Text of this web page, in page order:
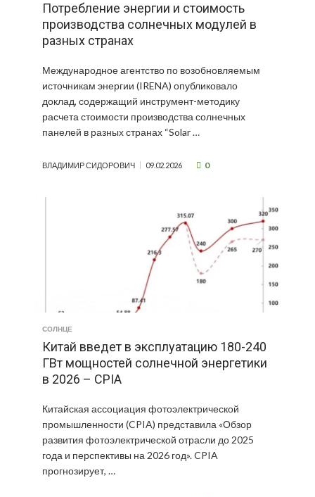
Потребление энергии и стоимость
производства солнечных модулей в
разных странах
Международное агентство по возобновляемым
источникам энергии (IRENA) опубликовало
доклад, содержащий инструмент-методику
расчета стоимости производства солнечных
панелей в разных странах “Solar …
ВЛАДИМИР СИДОРОВИЧ 09.02.2026 0
СОЛНЦЕ
Китай введет в эксплуатацию 180-240
ГВт мощностей солнечной энергетики
в 2026 – CPIA
Китайская ассоциация фотоэлектрической
промышленности (CPIA) представила «Обзор
развития фотоэлектрической отрасли до 2025
года и перспективы на 2026 год». CPIA
прогнозирует, …